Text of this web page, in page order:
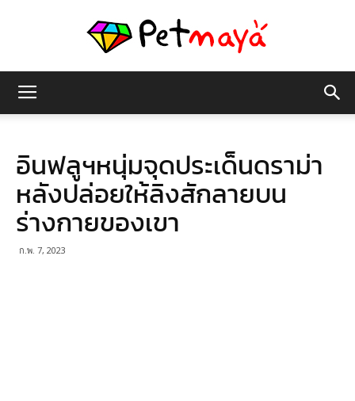
มายา
อินฟลูฯหนุ่มจุดประเด็นดราม่า
หลังปล่อยให้ลิงสักลายบน
ร่างกายของเขา
ก.พ. 7, 2023